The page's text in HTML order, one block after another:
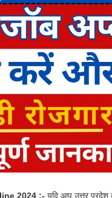
2024 :- यदि आप उत्तर प्रदेश